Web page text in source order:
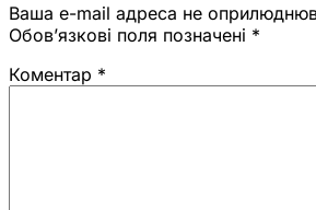
Ваша e-mail адреса не
Обов’язкові поля позначені *
Коментар *